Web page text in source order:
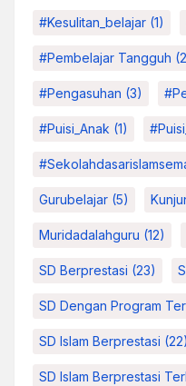
#kesulitan_belajar (1)
#pembelajar Tangguh
#pengasuhan (3)
#Puisi_Anak (1)
Gurubelajar (5)
Muridadalahguru (12)
SD Berprestasi (23)
SD Dengan Program
SD Islam Berprestasi (22)
SD Islam Berprestasi